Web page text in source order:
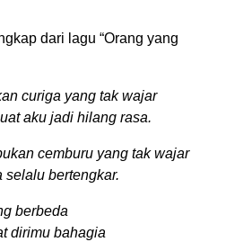
dari lagu “Orang yang
curiga yang tak wajar
aku jadi hilang rasa.
cemburu yang tak wajar
selalu bertengkar.
berbeda
dirimu bahagia